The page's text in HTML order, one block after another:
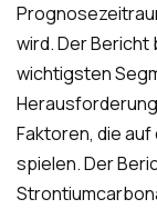
wird. Der
wichtigsten
Faktoren, die
spielen. Der